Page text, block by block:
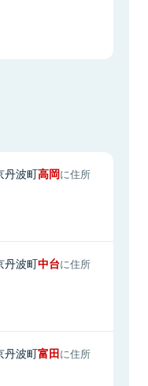
丹波町高岡に住所
丹波町中台に住所
丹波町富田に住所